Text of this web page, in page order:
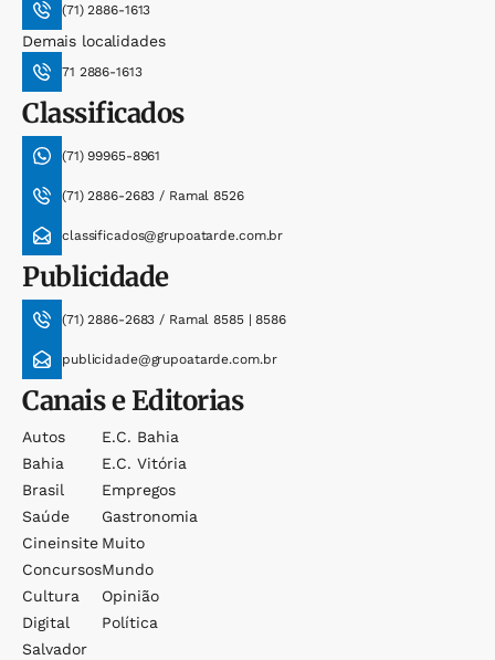
(71) 2886-1613
Demais localidades
71 2886-1613
Classificados
(71) 99965-8961
(71) 2886-2683 / Ramal 8526
classificados@grupoatarde.com.br
Publicidade
(71) 2886-2683 / Ramal 8585 | 8586
publicidade@grupoatarde.com.br
Canais e Editorias
Autos
Bahia
Brasil
Saúde
Cineinsite
Concursos
Cultura
Digital
Salvador
E.c. Bahia
E.c. Vitória
Empregos
Gastronomia
Muito
Mundo
Opinião
Política